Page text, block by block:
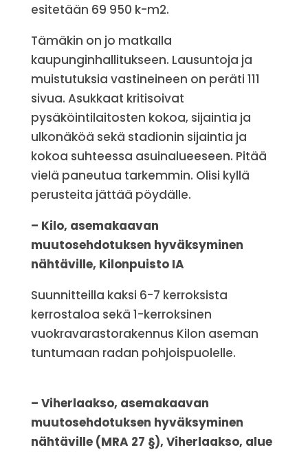
esitetään 69 950 k-m2.
Tämäkin on jo matkalla
kaupunginhallitukseen. Lausuntoja ja
muistutuksia vastineineen on peräti 111
sivua. Asukkaat kritisoivat
pysäköintilaitosten kokoa, sijaintia ja
ulkonäköä sekä stadionin sijaintia ja
kokoa suhteessa asuinalueeseen. Pitää
vielä paneutua tarkemmin. Olisi kyllä
perusteita jättää pöydälle.
– Kilo, asemakaavan
muutosehdotuksen hyväksyminen
nähtäville, Kilonpuisto IA
Suunnitteilla kaksi 6-7 kerroksista
kerrostaloa sekä 1-kerroksinen
vuokravarastorakennus Kilon aseman
tuntumaan radan pohjoispuolelle.
– Viherlaakso, asemakaavan
muutosehdotuksen hyväksyminen
nähtäville (MRA 27 §), Viherlaakso, alue